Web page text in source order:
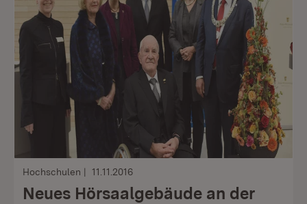
Hochschulen 11.11.2016
Neues Hörsaalgebäude an der